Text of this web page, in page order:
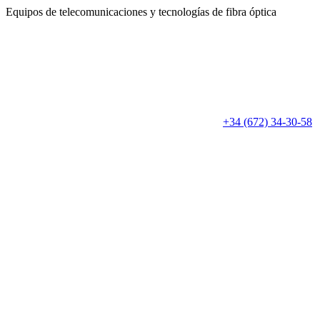
Equipos de telecomunicaciones y tecnologías de fibra óptica
+34 (672) 34-30-58